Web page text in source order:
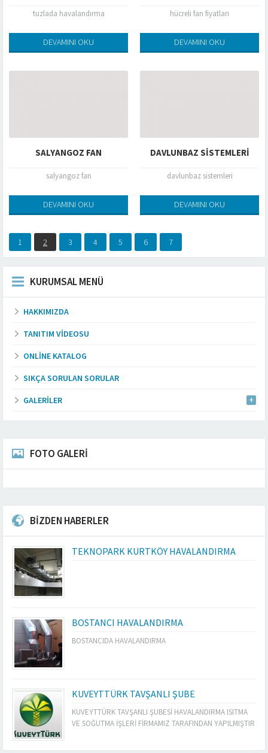
tuzlada havalandırma
DEVAMINI OKU
hücreli fan fiyatları
DEVAMINI OKU
SALYANGOZ FAN
salyangoz fan
DEVAMINI OKU
DAVLUNBAZ SISTEMLERI
davlunbaz sistemleri
DEVAMINI OKU
1 2 3 4 5 6 7
KURUMSAL MENÜ
HAKKIMIZDA
TANITIM VIDEOSU
ONLINE KATALOG
SIKÇA SORULAN SORULAR
GALERILER
FOTO GALERİ
BİZDEN HABERLER
TEKNOPARK KURTKÖY HAVALANDIRMA
BOSTANCI HAVALANDIRMA
BOSTANCIDA HAVALANDIRMA
KUVEYTTÜRK TAVŞANLI ŞUBE
KUVEYTTÜRK TAVŞANLI ŞUBESİ HAVALANDIRMA ISITMA
VE SOĞUTMA İŞLERİ FİRMAMIZ TARAFINDAN YAPILMIŞTIR